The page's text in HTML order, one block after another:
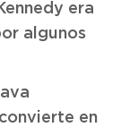
era
algunos
en